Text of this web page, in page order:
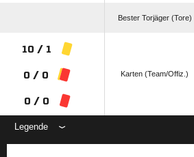
Bester Torjäger (Tore)
10 / 1
0 / 0
0 / 0
Karten (Team/Offiz.)
Legende
ANZEIGE